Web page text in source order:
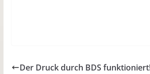
Der Druck durch BDS